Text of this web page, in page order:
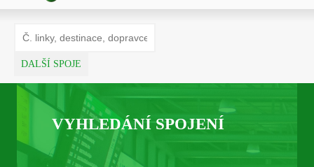
DALŠÍ SPOJE
VYHLEDÁNÍ SPOJENÍ